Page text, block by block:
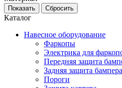
Каталог
Навесное оборудование
Фаркопы
Электрика для
Передняя защита
Задняя защита бампера
Пороги